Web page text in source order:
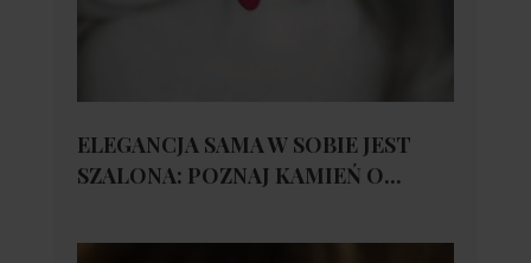
ELEGANCJA SAMA W SOBIE JEST
SZALONA: POZNAJ KAMIEŃ O...